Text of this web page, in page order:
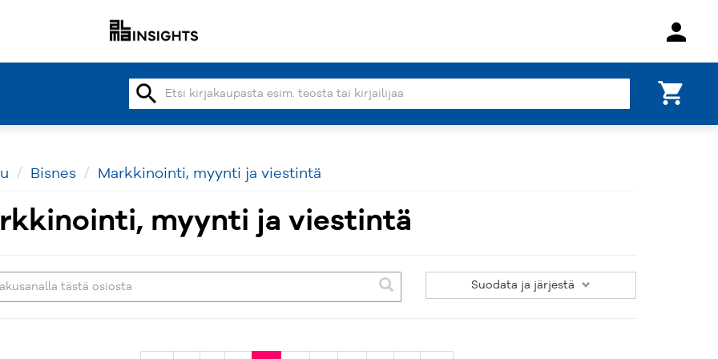
person
search shopping_cart
Bisnes Markkinointi, myynti ja viestintä
myynti ja viestintä
Suodata ja järjestä